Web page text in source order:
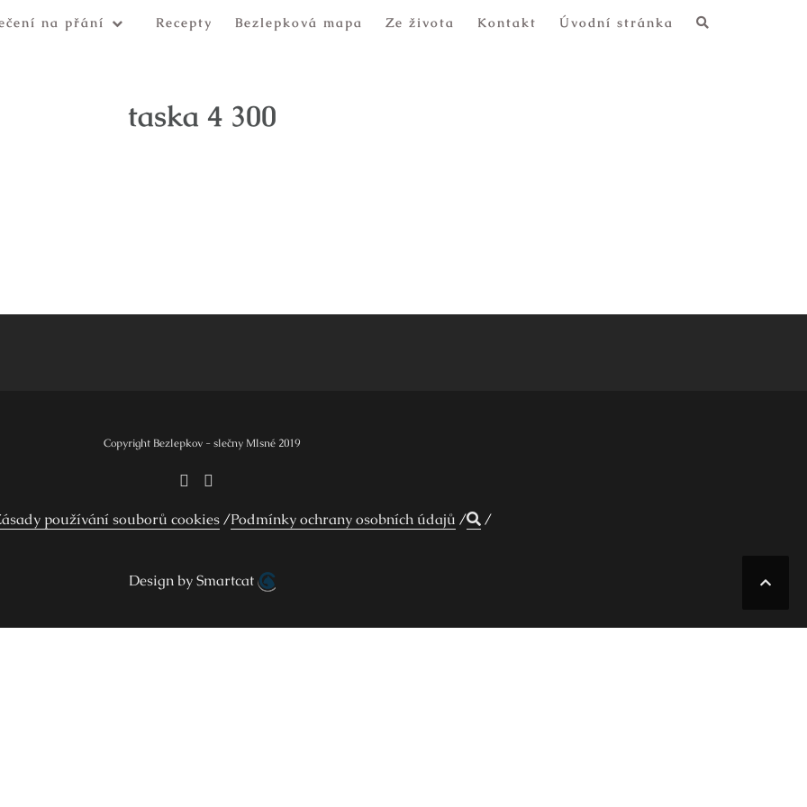
na přání Recepty Bezlepková mapa Ze života Kontakt Úvodní stránka
taska 4 300
Copyright Bezlepkov - slečny Mlsné 2019
používání souborů cookies Podmínky ochrany osobních údajů
Design by Smartcat